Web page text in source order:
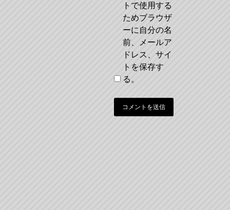
トで使用する
ためブラウザ
ーに自分の名
前、メールア
ドレス、サイ
トを保存す
る。